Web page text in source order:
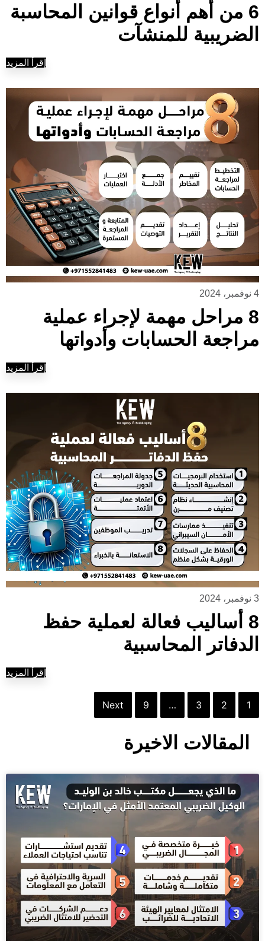
6 من أهم أنواع قوانين المحاسبة
الضريبية للمنشآت
إقرأ المزيد
4 نوفمبر، 2024
8 مراحل مهمة لإجراء عملية
مراجعة الحسابات وأدواتها
إقرأ المزيد
3 نوفمبر، 2024
8 أساليب فعالة لعملية حفظ
الدفاتر المحاسبية
إقرأ المزيد
1
2
3
…
9
Next
المقالات الاخيرة